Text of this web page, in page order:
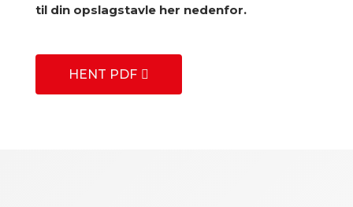
til din opslagstavle her nedenfor.
HENT PDF